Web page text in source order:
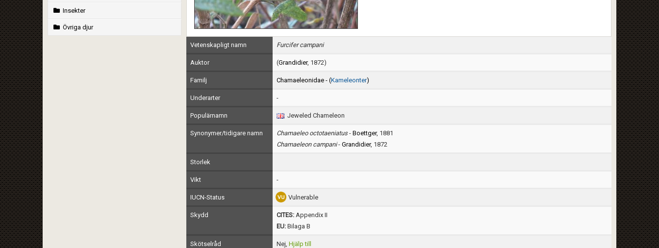
Insekter
Övriga djur
Vetenskapligt namn Furcifer campani
Auktor (Grandidier, 1872)
Familj Chamaeleonidae - (Kameleonter)
Underarter -
Populärnamn Jeweled Chameleon
Synonymer/tidigare namn Chamaeleo octotaeniatus- Boettger, 1881
Chamaeleon campani- Grandidier, 1872
Storlek
Vikt -
IUCN-Status Vulnerable
Skydd CITES: Appendix II
EU:Bilaga B
Skötselråd Nej, Hjälp till